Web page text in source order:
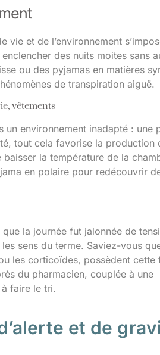
vie et de l’environnement
des nuits moites sans
ou des pyjamas en matières
de transpiration aiguë.
vêtements
un environnement inadapté : une
tout cela favorise la production
la température de la
en polaire pour redécouvrir
la journée fut jalonnée de
sens du terme. Saviez-vous
les corticoïdes, possèdent cette
du pharmacien, couplée à une
faire le tri.
et de